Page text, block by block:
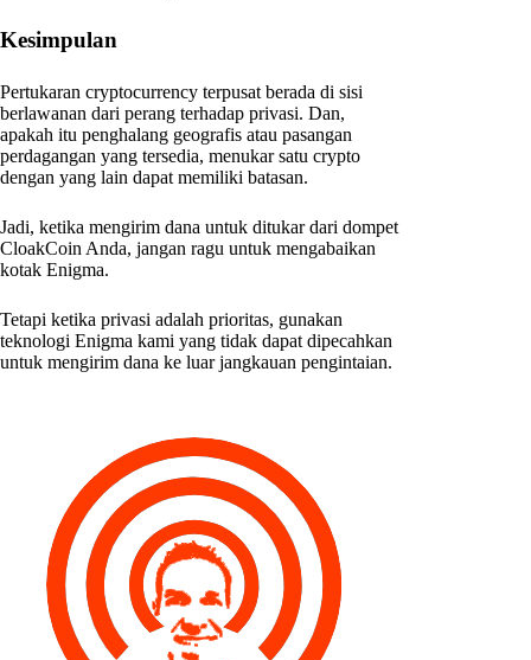
Kesimpulan
Pertukaran cryptocurrency terpusat berada di sisi
berlawanan dari perang terhadap privasi. Dan,
apakah itu penghalang geografis atau pasangan
perdagangan yang tersedia, menukar satu crypto
dengan yang lain dapat memiliki batasan.
Jadi, ketika mengirim dana untuk ditukar dari dompet
CloakCoin Anda, jangan ragu untuk mengabaikan
kotak Enigma.
Tetapi ketika privasi adalah prioritas, gunakan
teknologi Enigma kami yang tidak dapat dipecahkan
untuk mengirim dana ke luar jangkauan pengintaian.